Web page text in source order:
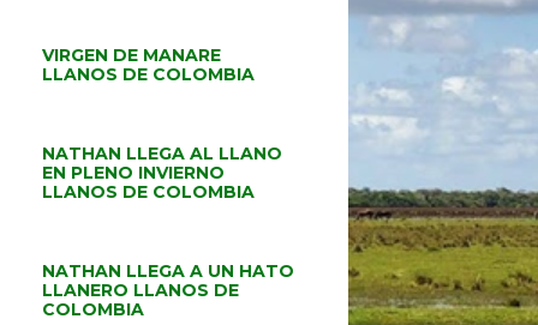
VIRGEN DE MANARE
LLANOS DE COLOMBIA
NATHAN LLEGA AL LLANO
EN PLENO INVIERNO
LLANOS DE COLOMBIA
NATHAN LLEGA A UN HATO
LLANERO LLANOS DE
COLOMBIA